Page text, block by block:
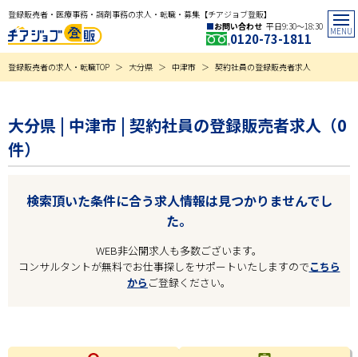
登録販売者・医療事務・調剤事務の求人・転職・募集【チアジョブ登販】
お問い合わせ 平日9:30〜18:30
0120-73-1811
登録販売者の求人・転職TOP 大分県 中津市 契約社員の登録販売者求人
大分県 | 中津市 | 契約社員の登録販売者求人（0
件）
検索頂いた条件に合う求人情報は見つかりませんでし
た。
WEB非公開求人も多数ございます。
コンサルタントが無料でお仕事探しをサポートいたしますのでこちら
から ご登録ください。